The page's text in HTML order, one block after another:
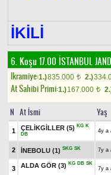
İKİLİ
6. Koşu 17.00 İSTANBUL
Ikramiye:1.)835.000 t 2.)
At Sahibi Primi:1.)167.000 t
N At İsmi Yaş
1 ÇELİKGİLLER (5) KG K
DB
4y a
2 İNEBOLU (1) SKG SK 7y a
3 ALDA GÖR (3) KG DB SK
7y a